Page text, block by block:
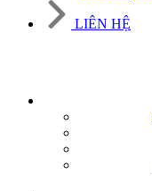
LIÊN HỆ